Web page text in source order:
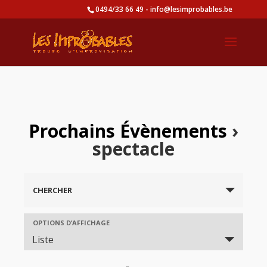
0494/33 66 49 - info@lesimprobables.be
Prochains Évènements ›
spectacle
CHERCHER
Event
Views
Navigation
OPTIONS D’AFFICHAGE
Liste